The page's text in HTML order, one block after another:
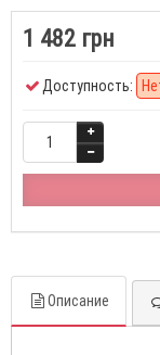
1 482 грн
Доступность:
Описание